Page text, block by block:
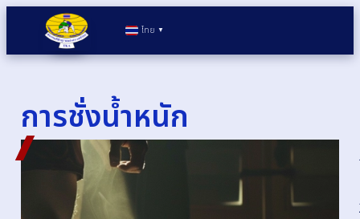
ไทย ▼
การชั่งน้ำหนัก
กติกา
ในการ